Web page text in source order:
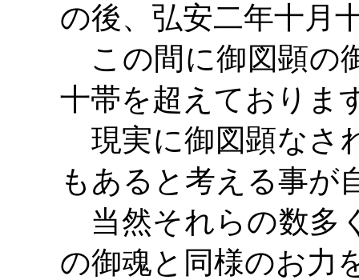
の後、弘安二年十月
この間に御図顕の
十帯を超えておりま
現実に御図顕なさ
もあると考える事が
当然それらの数多
の御魂と同様のお力